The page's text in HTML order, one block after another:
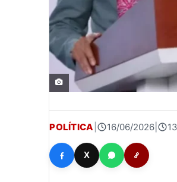
POLÍTICA 16/06/2026|
X